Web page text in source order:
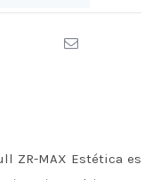
ZR-MAX Estética es